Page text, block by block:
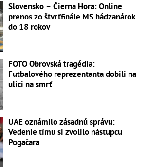
Slovensko – Čierna Hora: Online
prenos zo štvrťfinále MS hádzanárok
do 18 rokov
FOTO Obrovská tragédia:
Futbalového reprezentanta dobili na
ulici na smrť
UAE oznámilo zásadnú správu:
Vedenie tímu si zvolilo nástupcu
Pogačara